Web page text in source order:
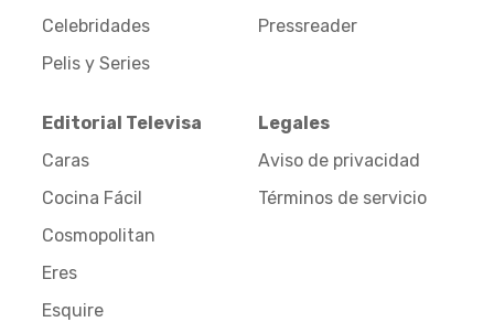
Celebridades
Pelis y Series
Pressreader
Editorial Televisa
Caras
Cocina Fácil
Cosmopolitan
Eres
Esquire
Legales
Aviso de privacidad
Términos de servicio